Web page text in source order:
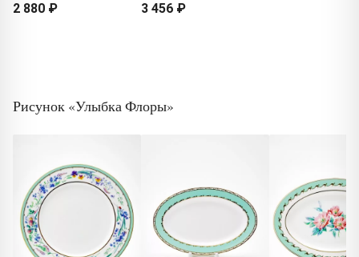
2 880 ₽
3 456 ₽
Рисунок «Улыбка Флоры»